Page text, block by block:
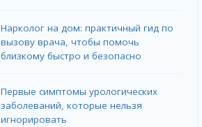
Нарколог на дом: практичный гид по
вызову врача, чтобы помочь
близкому быстро и безопасно
Первые симптомы урологических
заболеваний, которые нельзя
игнорировать